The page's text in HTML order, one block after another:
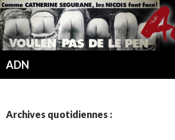
ADN
Archives quotidiennes :